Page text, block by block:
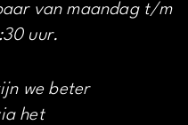
van maandag t/m
uur.
we beter
het